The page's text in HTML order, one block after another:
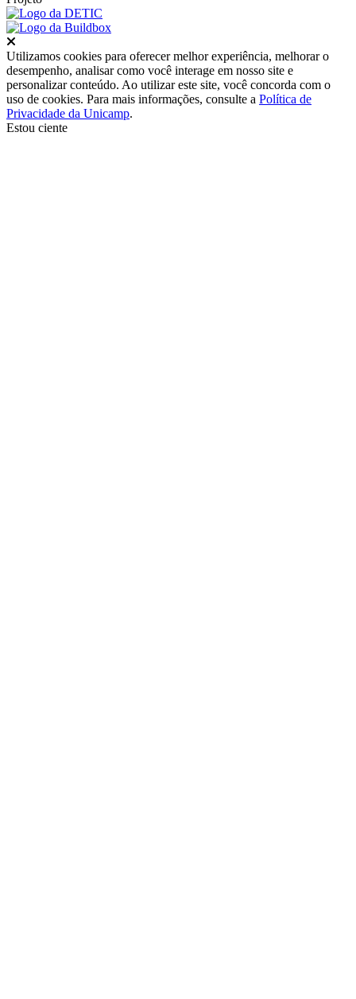
Utilizamos cookies para oferecer melhor experiência, melhorar o
desempenho, analisar como você interage em nosso site e
personalizar conteúdo. Ao utilizar este site, você concorda com o
uso de cookies. Para mais informações, consulte a Política de
Privacidade da Unicamp.
Estou ciente